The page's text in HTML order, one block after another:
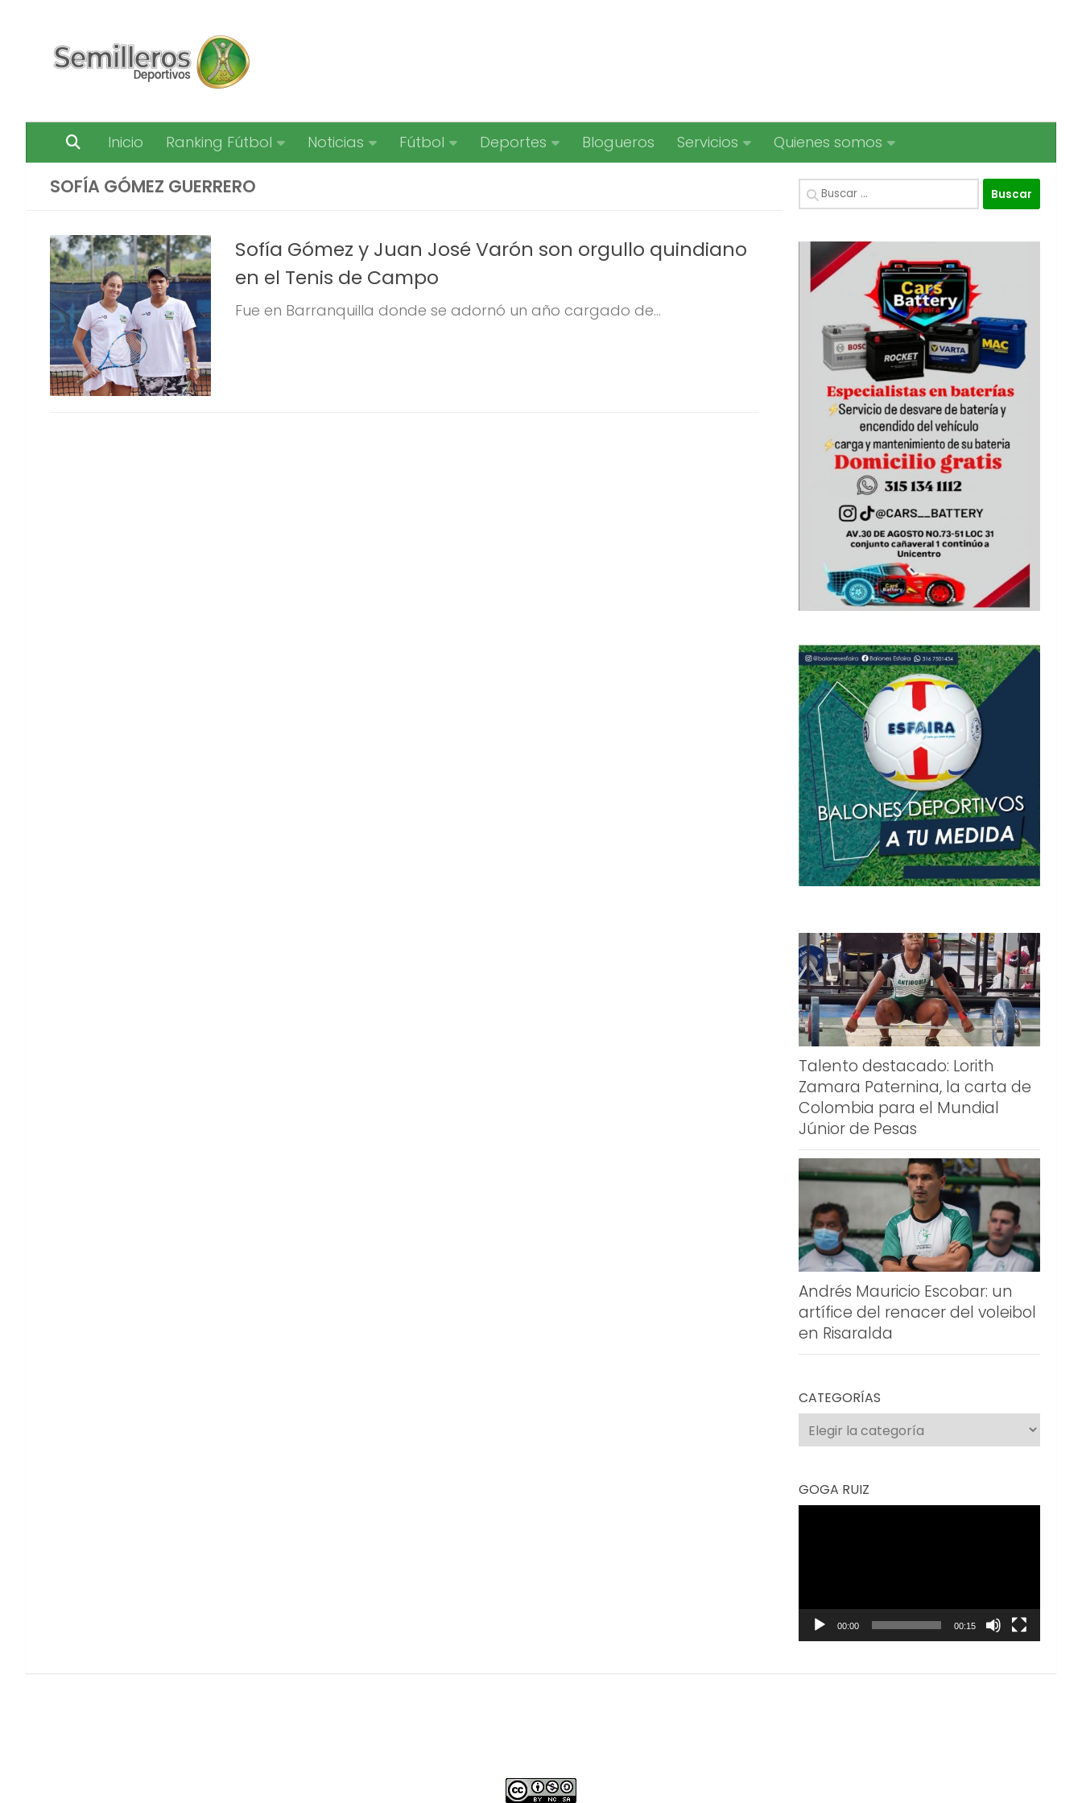
Inicio Ranking Fútbol Noticias Fútbol Deportes Blogueros Servicios Quienes somos
SOFÍA GÓMEZ GUERRERO
Sofía Gómez y Juan José Varón son orgullo quindiano
en el Tenis de Campo
Fue en Barranquilla donde se adornó un año cargado de...
Buscar:
Talento destacado: Lorith
Zamara Paternina, la carta de
Colombia para el Mundial
Júnior de Pesas
Andrés Mauricio Escobar: un
artífice del renacer del voleibol
en Risaralda
CATEGORÍAS
Categorías
GOGA RUIZ
00:00 00:15